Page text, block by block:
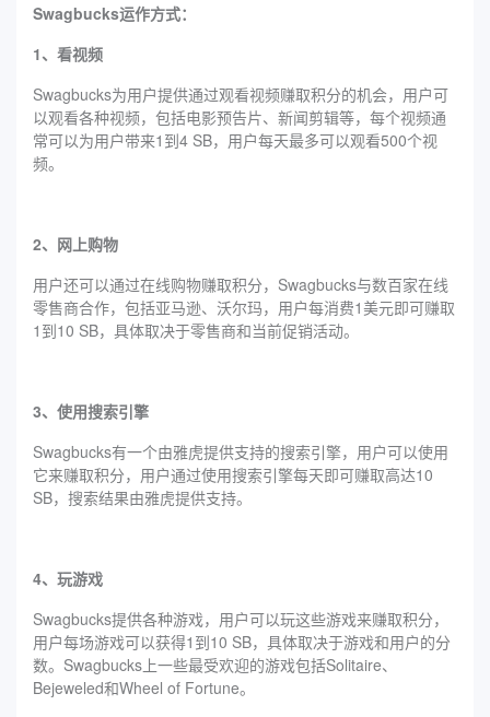
Swagbucks运作方式：
1、看视频
Swagbucks为用户提供通过观看视频赚取积分的机会，用户可
以观看各种视频，包括电影预告片、新闻剪辑等，每个视频通
常可以为用户带来1到4 SB，用户每天最多可以观看500个视
频。
2、网上购物
用户还可以通过在线购物赚取积分，Swagbucks与数百家在线
零售商合作，包括亚马逊、沃尔玛，用户每消费1美元即可赚取
1到10 SB，具体取决于零售商和当前促销活动。
3、使用搜索引擎
Swagbucks有一个由雅虎提供支持的搜索引擎，用户可以使用
它来赚取积分，用户通过使用搜索引擎每天即可赚取高达10
SB，搜索结果由雅虎提供支持。
4、玩游戏
Swagbucks提供各种游戏，用户可以玩这些游戏来赚取积分，
用户每场游戏可以获得1到10 SB，具体取决于游戏和用户的分
数。Swagbucks上一些最受欢迎的游戏包括Solitaire、
Bejeweled和Wheel of Fortune。